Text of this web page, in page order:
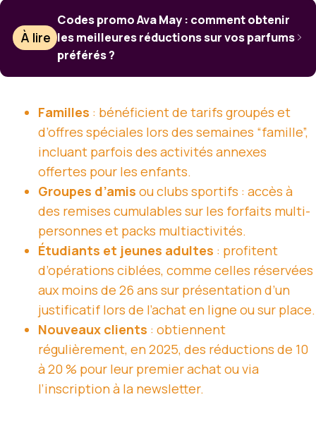
À lire
Codes promo Ava May : comment obtenir
les meilleures réductions sur vos parfums
préférés ?
Familles : bénéficient de tarifs groupés et
d’offres spéciales lors des semaines “famille”,
incluant parfois des activités annexes
offertes pour les enfants.
Groupes d’amis ou clubs sportifs : accès à
des remises cumulables sur les forfaits multi-
personnes et packs multiactivités.
Étudiants et jeunes adultes : profitent
d’opérations ciblées, comme celles réservées
aux moins de 26 ans sur présentation d’un
justificatif lors de l’achat en ligne ou sur place.
Nouveaux clients : obtiennent
régulièrement, en 2025, des réductions de 10
à 20 % pour leur premier achat ou via
l’inscription à la newsletter.